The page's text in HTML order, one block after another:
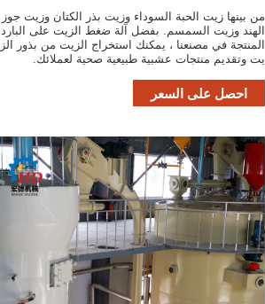
من بينها زيت الحبة السوداء وزيت بذر الكتان وزيت جوز
الهند وزيت السمسم. بفضل آلة ضغط الزيت على البارد
المنتجة في مصنعنا ، يمكنك استخراج الزيت من بذور الز
يت وتقديم منتجات عشبية طبيعية صحية لعملائك.
احصل على السعر